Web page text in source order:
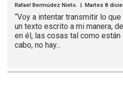
Rafael Bermúdez Nieto. | Martes 8
“Voy a intentar transmitir lo
un texto escrito a mi manera,
en él, las cosas tal como están
cabo, no hay...